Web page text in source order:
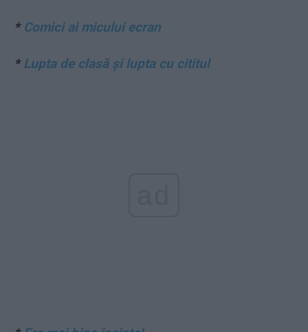
* Comici ai micului ecran
*Lupta de clasă și lupta cu cititul